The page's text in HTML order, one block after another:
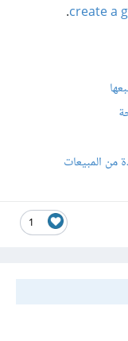
create a
.
من المبيعات
1